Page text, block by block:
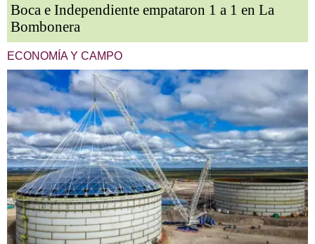
Boca e Independiente empataron 1 a 1 en La
Bombonera
ECONOMÍA Y CAMPO